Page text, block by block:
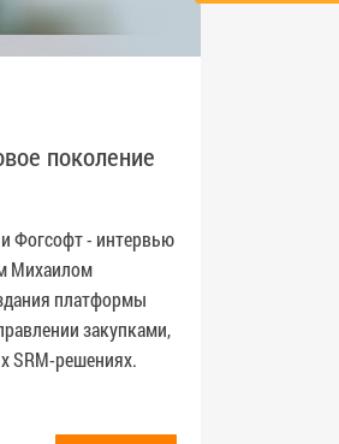
поколение
Фогсофт - интервью
Михаилом
платформы
закупками,
SRM-решениях.